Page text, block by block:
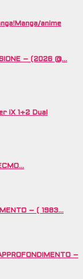
Manga/anime
– (2026 @…
iX 1+2 Dual
– ( 1983…
–